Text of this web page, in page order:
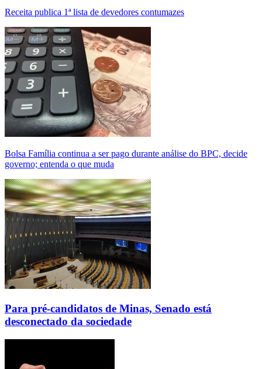
Receita publica 1ª lista de devedores contumazes
Bolsa Família continua a ser pago durante análise do BPC, decide
governo; entenda o que muda
Para pré-candidatos de Minas, Senado está
desconectado da sociedade